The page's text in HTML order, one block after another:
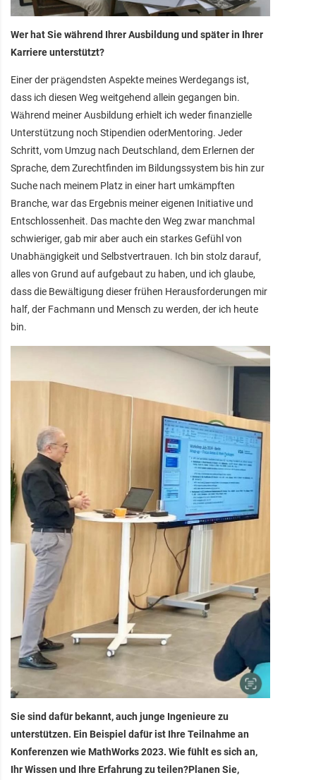
Wer hat Sie während Ihrer Ausbildung und später in Ihrer
Karriere unterstützt?
Einer der prägendsten Aspekte meines Werdegangs ist,
dass ich diesen Weg weitgehend allein gegangen bin.
Während meiner Ausbildung erhielt ich weder finanzielle
Unterstützung noch Stipendien oderMentoring. Jeder
Schritt, vom Umzug nach Deutschland, dem Erlernen der
Sprache, dem Zurechtfinden im Bildungssystem bis hin zur
Suche nach meinem Platz in einer hart umkämpften
Branche, war das Ergebnis meiner eigenen Initiative und
Entschlossenheit. Das machte den Weg zwar manchmal
schwieriger, gab mir aber auch ein starkes Gefühl von
Unabhängigkeit und Selbstvertrauen. Ich bin stolz darauf,
alles von Grund auf aufgebaut zu haben, und ich glaube,
dass die Bewältigung dieser frühen Herausforderungen mir
half, der Fachmann und Mensch zu werden, der ich heute
bin.
Sie sind dafür bekannt, auch junge Ingenieure zu
unterstützen. Ein Beispiel dafür ist Ihre Teilnahme an
Konferenzen wie MathWorks 2023. Wie fühlt es sich an,
Ihr Wissen und Ihre Erfahrung zu teilen?Planen Sie,